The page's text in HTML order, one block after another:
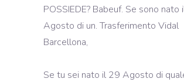
POSSIEDE? Babeuf. Se sono nato
Agosto di un. Trasferimento Vidal
Barcellona,
Se tu sei nato il 29 Agosto di